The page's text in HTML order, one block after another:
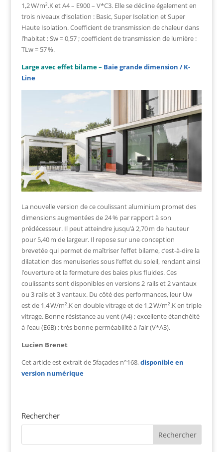
1,2 W/m².K et A4 – E900 – V*C3. Elle se décline également en
trois niveaux d’isolation : Basic, Super Isolation et Super
Haute Isolation. Coefficient de transmission de chaleur dans
l’habitat : Sw = 0,57 ; coefficient de transmission de lumière :
TLw = 57 %.
Large avec effet bilame – Baie grande dimension / K-
Line
La nouvelle version de ce coulissant aluminium promet des
dimensions augmentées de 24 % par rapport à son
prédécesseur. Il peut atteindre jusqu’à 2,70 m de hauteur
pour 5,40 m de largeur. Il repose sur une conception
brevetée qui permet de maîtriser l’effet bilame, c’est-à-dire la
dilatation des menuiseries sous l’effet du soleil, rendant ainsi
l’ouverture et la fermeture des baies plus fluides. Ces
coulissants sont disponibles en versions 2 rails et 2 vantaux
ou 3 rails et 3 vantaux. Du côté des performances, leur Uw
est de 1,4 W/m².K en double vitrage et de 1,2 W/m².K en triple
vitrage. Bonne résistance au vent (A4) ; excellente étanchéité
à l’eau (E6B) ; très bonne perméabilité à l’air (V*A3).
Lucien Brenet
Cet article est extrait de 5façades n°168,disponible en
version numérique
Rechercher